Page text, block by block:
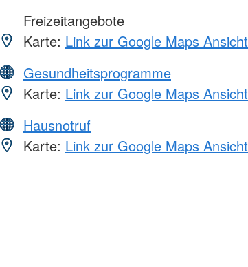
Freizeitangebote
Karte: Link zur Google Maps Ansicht
Gesundheitsprogramme
Karte: Link zur Google Maps Ansicht
Hausnotruf
Karte: Link zur Google Maps Ansicht